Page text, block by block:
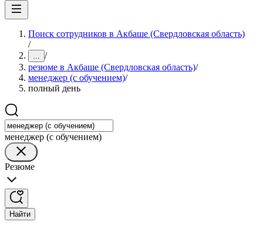
Поиск сотрудников в Акбаше (Свердловская область)
/
... /
резюме в Акбаше (Свердловская область)/
менеджер (с обучением)/
полный день
менеджер (с обучением)
Резюме
Найти